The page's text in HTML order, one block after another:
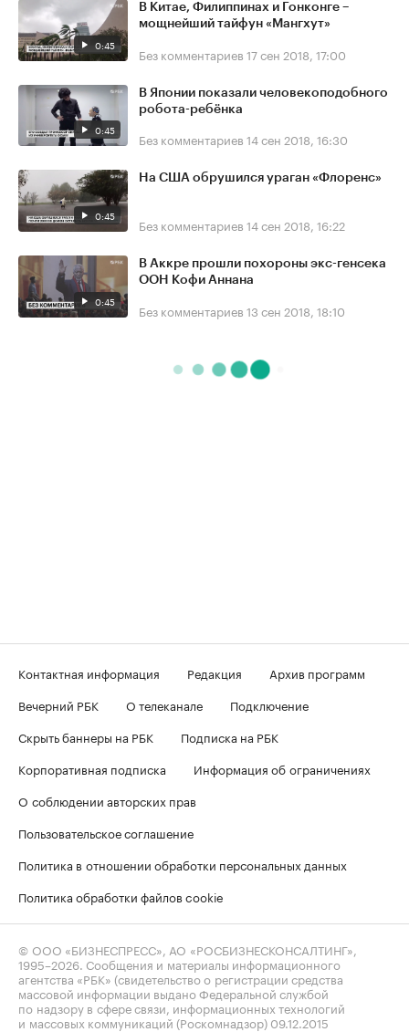
0:45
В Китае, Филиппинах и Гонконге –
мощнейший тайфун «Мангхут»
Без комментариев 17 сен 2018, 17:00
0:45
В Японии показали человекоподобного
робота-ребёнка
Без комментариев 14 сен 2018, 16:30
0:45
На США обрушился ураган «Флоренс»
Без комментариев 14 сен 2018, 16:22
0:45
В Аккре прошли похороны экс-генсека
ООН Кофи Аннана
Без комментариев 13 сен 2018, 18:10
Контактная информация Редакция
Архив программ
Вечерний РБК
О телеканале
Подключение
Скрыть баннеры на РБК
Подписка на РБК
Корпоративная подписка
Информация об ограничениях
О соблюдении авторских прав
Пользовательское соглашение
Политика в отношении обработки персональных данных
Политика обработки файлов cookie
© ООО «БИЗНЕСПРЕСС», АО «РОСБИЗНЕСКОНСАЛТИНГ»,
1995–2026 . Сообщения и материалы информационного
агентства «РБК» (свидетельство о регистрации средства
массовой информации выдано Федеральной службой
по надзору в сфере связи, информационных технологий
и массовых коммуникаций (Роскомнадзор) 09.12.2015